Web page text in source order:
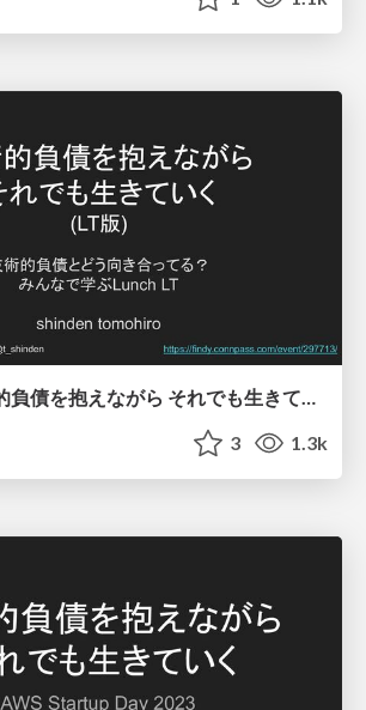
【LT版】技術的負債を抱えながら それでも生きていく / LT.ver Living with technical debt
3 1.3k